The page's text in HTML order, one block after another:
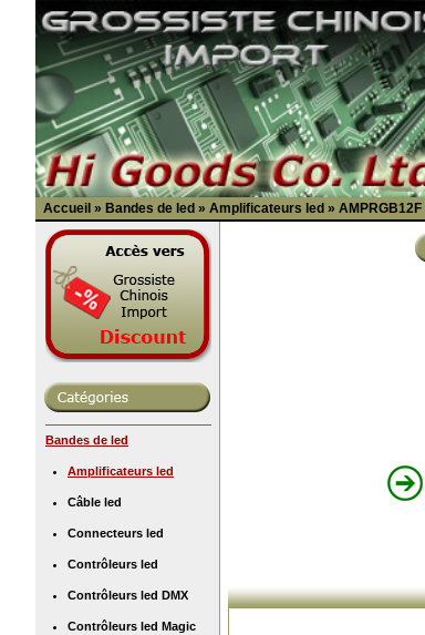
Accueil » Bandes de led » Amplificateurs led » AMPRGB12F
Bandes de led
Amplificateurs led
Câble led
Connecteurs led
Contrôleurs led
Contrôleurs led DMX
Contrôleurs led Magic